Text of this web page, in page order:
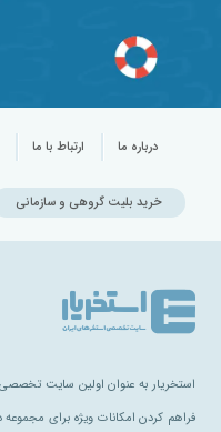
درباره ما ارتباط با ما
خرید بلیت گروهی و سازمانی
استخریار به عنوان اولین سایت
فراهم کردن امکانات ویژه برای